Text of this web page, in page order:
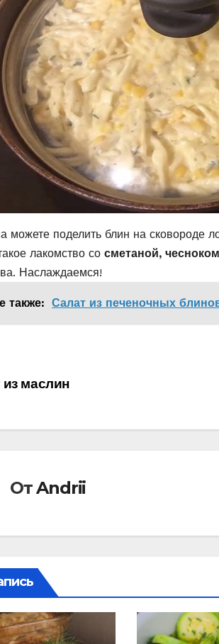
можете поделить блин на сковороде
лакомство со сметаной,
Наслаждаемся!
также: Салат из печеночных
маслин
ОтAndrii